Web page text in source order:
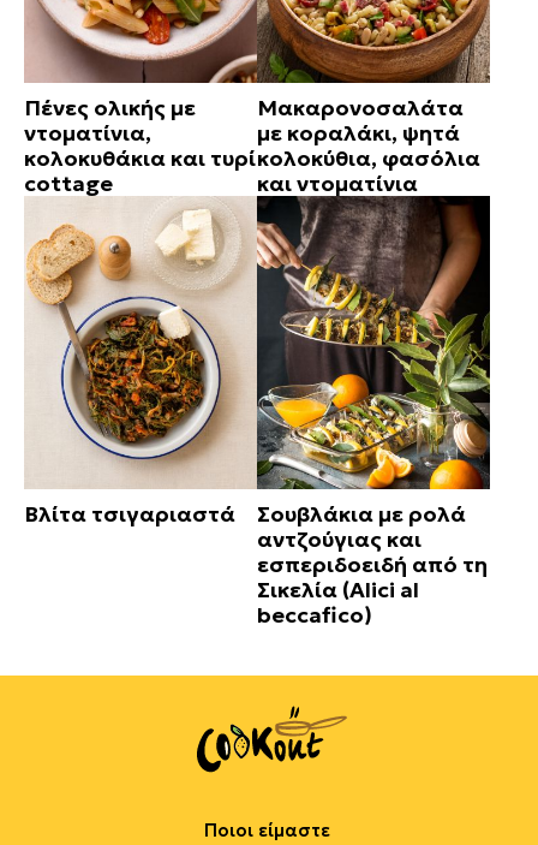
Πένες ολικής με
ντοματίνια,
κολοκυθάκια και τυρί
cottage
Μακαρονοσαλάτα
με κοραλάκι, ψητά
κολοκύθια, φασόλια
και ντοματίνια
Βλίτα τσιγαριαστά
Σουβλάκια με ρολά
αντζούγιας και
εσπεριδοειδή από τη
Σικελία (Alici al
beccafico)
Ποιοι είμαστε